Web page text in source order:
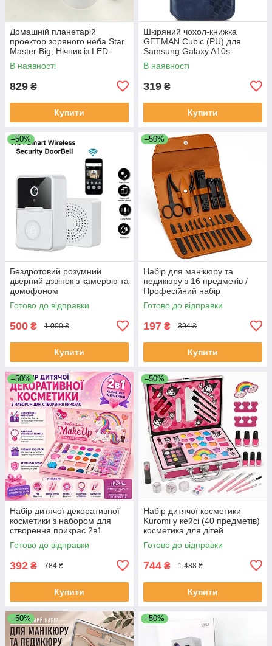
Домашній планетарій
проектор зоряного неба Star
Master Big, Нічник із LED-
підсвічуванням від USB QX-
45
В наявності
829 ₴
Купити
Шкіряний чохол-книжка
GETMAN Cubic (PU) для
Samsung Galaxy A10s
В наявності
319 ₴
Купити
–50%
Бездротовий розумний
дверний дзвінок з камерою та
домофоном
водонепроникний DF-37
Готово до відправки
500 ₴ 1 000 ₴
Купити
–50%
Набір для манікюру та
педикюру з 16 предметів /
Професійний набір
інструментів 16 в 1 з
нержавіючої сталі у футлярі
Готово до відправки
197 ₴ 394 ₴
Купити
–50%
Набір дитячої декоративної
косметики з набором для
створення прикрас 2в1
MakeUp Набір для дівчаток
BC-25
Готово до відправки
392 ₴ 784 ₴
Купити
–50%
Набір дитячої косметики
Kuromi у кейсі (40 предметів)
косметика для дітей
косметика дитяча YF-93
Готово до відправки
744 ₴ 1 488 ₴
Купити
–50% –50%